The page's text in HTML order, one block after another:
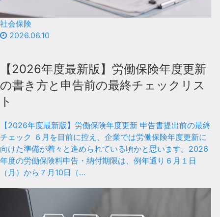
社会保険
2026.06.10
【2026年度最新版】労働保険年度更新
の書き方と申告前の最終チェックリス
ト
【2026年度最新版】労働保険年度更新 申告書提出前の最終
チェック ６月を目前に控え、企業では労働保険年度更新に
向けた準備が着々と進められている頃かと思います。2026
年度の労働保険料申告・納付期限は、例年通り６月１日
（月）から７月10日（…